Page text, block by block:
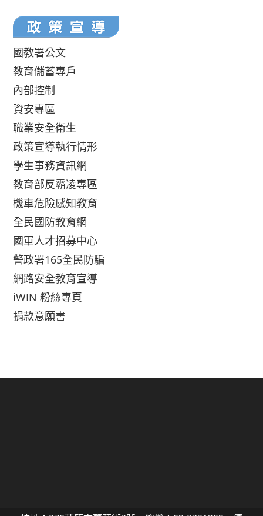
國教署公文
教育儲蓄專戶
內部控制
資安專區
職業安全衛生
政策宣導執行情形
學生事務資訊網
教育部反霸凌專區
機車危險感知教育
全民國防教育網
國軍人才招募中心
警政署165全民防騙
網路安全教育宣導
iWIN 粉絲專頁
捐款意願書